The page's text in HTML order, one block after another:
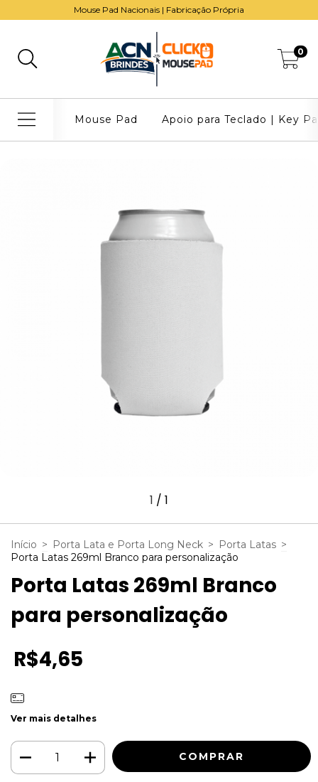
Mouse Pad Nacionais | Fabricação Própria
0
Mouse Pad Apoio para Teclado | Key
1 / 1
Início > Porta Lata e Porta Long Neck > Porta Latas >
Porta Latas 269ml Branco para personalização
Porta Latas 269ml Branco
para personalização
R$4,65
Ver mais detalhes